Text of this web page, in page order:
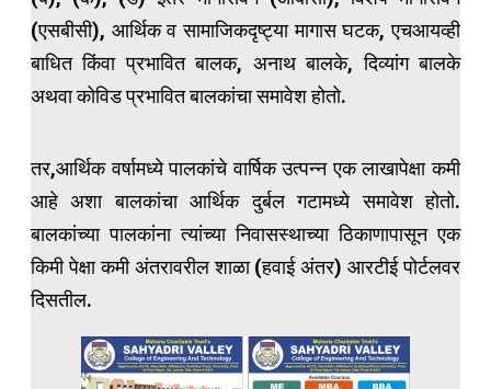
(एसबीसी), आर्थिक व सामाजिकदृष्ट्या मागास घटक, एचआयव्ही
बाधित किंवा प्रभावित बालक, अनाथ बालके, दिव्यांग बालके
अथवा कोविड प्रभावित बालकांचा समावेश होतो.
तर,आर्थिक वर्षामध्ये पालकांचे वार्षिक उत्पन्न एक लाखापेक्षा कमी
आहे अशा बालकांचा आर्थिक दुर्बल गटामध्ये समावेश होतो.
बालकांच्या पालकांना त्यांच्या निवासस्थाच्या ठिकाणापासून एक
किमी पेक्षा कमी अंतरावरील शाळा (हवाई अंतर) आरटीई पोर्टलवर
दिसतील.